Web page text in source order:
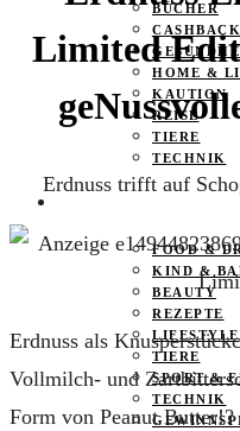
BÜCHER
CASHBACK
HOME &
KAUTION
REISE
TIERE
TECHNIK
FOOD &
KIND &
BEAUTY
REZEPTE
LIFESTYLE
TIERE
SPORT &
TECHNIK
Limited
Erdnuss trifft auf
Erdnuss als
Vollmilch- und
Form von Peanut